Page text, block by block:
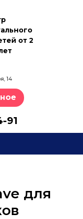
14
91
от 2
для